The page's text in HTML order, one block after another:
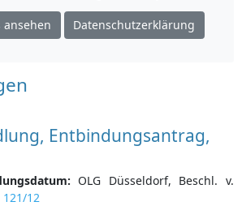
ansehen Datenschutzerklärung
Entbindungsantrag,
OLG Düsseldorf, Beschl. v.
121/12